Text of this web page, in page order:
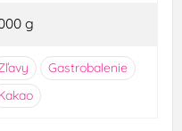
g
Gastrobalenie